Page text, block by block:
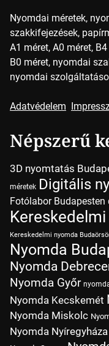
Nyomdai méretek,
szakkifejezések,
A1 méret, A0 méret,
B0 méret, nyomdai
nyomdai
Adatvédelem
Népszerű
3D nyomtatás
méretek Digitális
Fotólabor Budapesten
Kereskedelmi nyomda
Nyomda
Nyomda
Nyomda Győr
Nyomda Kecskemét
Nyomda Miskolc
Nyomda Nyíregyháza